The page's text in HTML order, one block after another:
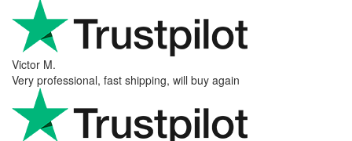
Victor M.
Very professional, fast shipping, will buy again